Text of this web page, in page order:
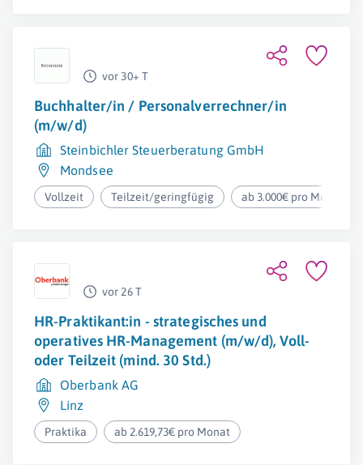
vor 30+ T
Buchhalter/in / Personalverrechner/in
(m/w/d)
Steinbichler Steuerberatung GmbH
Mondsee
Vollzeit Teilzeit/geringfügig ab 3.000€ pro Monat
vor 26 T
HR-Praktikant:in - strategisches und
operatives HR-Management (m/w/d), Voll-
oder Teilzeit (mind. 30 Std.)
Oberbank AG
Linz
Praktika ab 2.619,73€ pro Monat